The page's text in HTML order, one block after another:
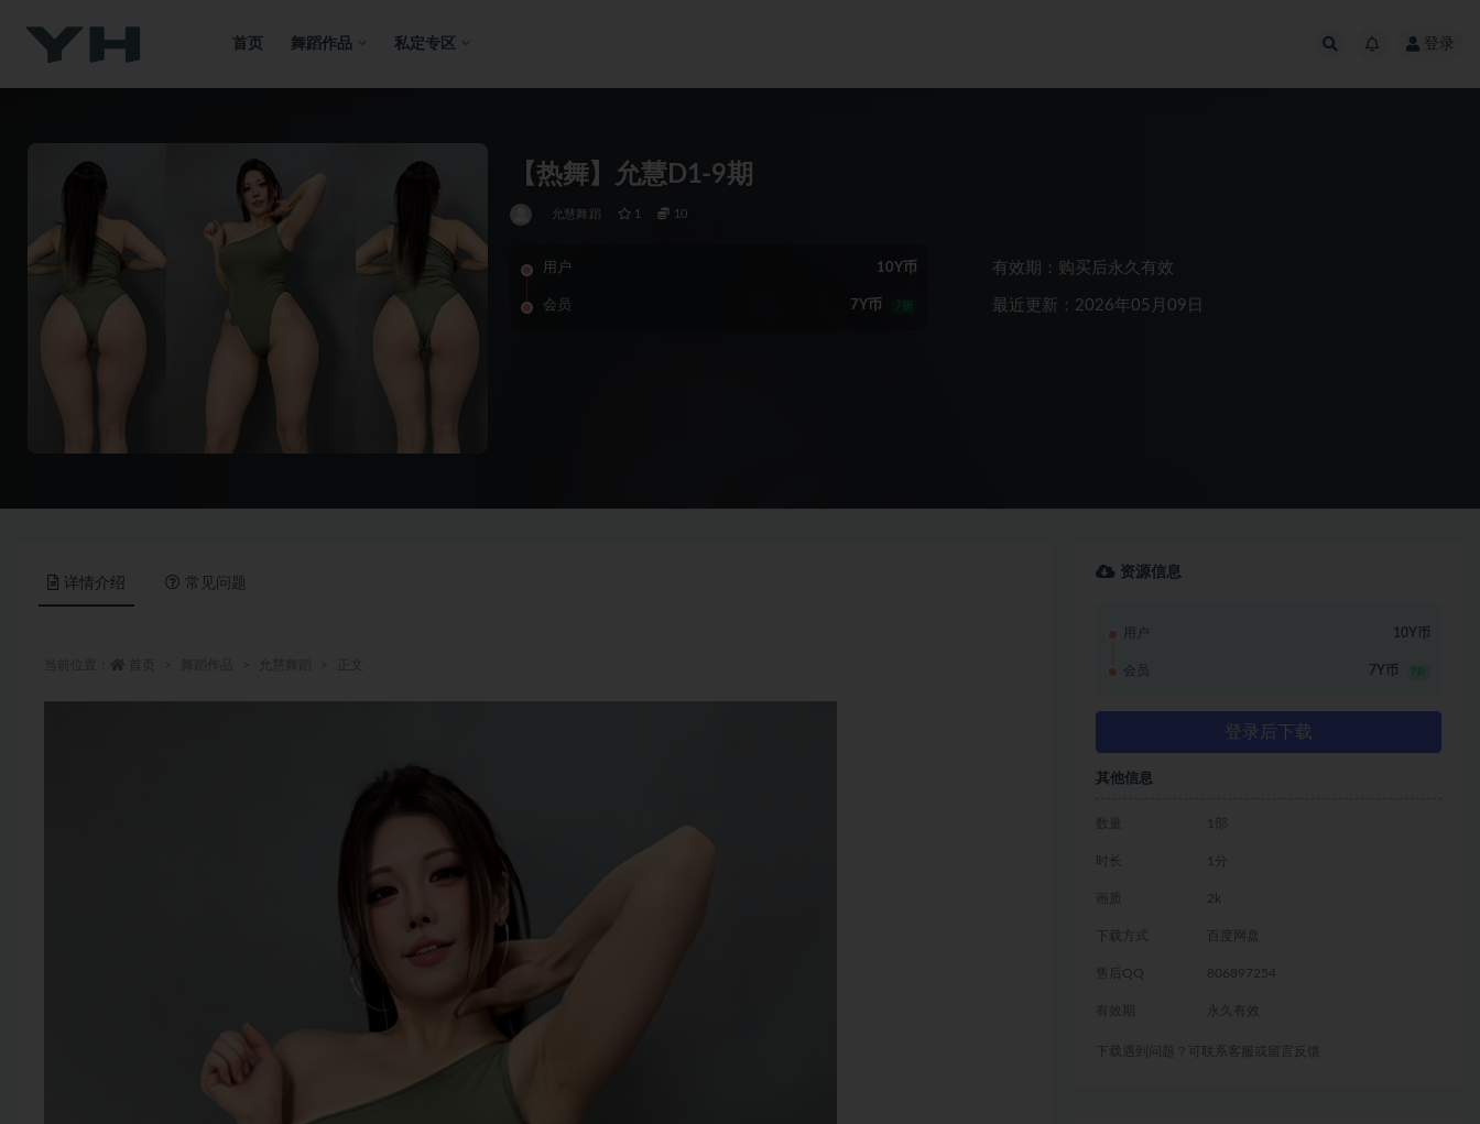
首页 舞蹈作品 私定专区 登录
【热舞】允慧D1-9期
允慧舞蹈 1 10
用户 10Y币
会员 7Y币 7折
有效期：购买后永久有效
最近更新：2026年05月09日
详情介绍 常见问题
资源信息
用户 10Y币
会员 7Y币 7折
登录后下载
其他信息
数量 1部
时长 1分
画质 2k
下载方式 百度网盘
售后QQ 806897254
有效期 永久有效
下载遇到问题？可联系客服或留言反馈